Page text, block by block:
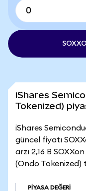
iShares
Tokenized)
iShares
güncel fiyatı
arzı 2,16 B
(Ondo Tokenized)
PIYASA DEĞERI